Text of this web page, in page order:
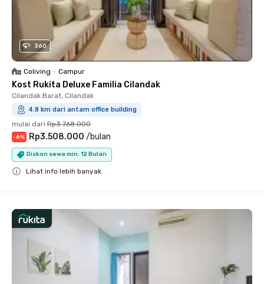
360
Coliving • Campur
Kost Rukita Deluxe Familia Cilandak
Cilandak Barat, Cilandak
4.8 km dari antam office building
mulai dari Rp3.768.000
-6% Rp3.508.000 /bulan
Diskon sewa min. 12 Bulan
Lihat info lebih banyak